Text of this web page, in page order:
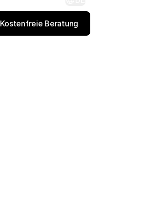
Kostenfreie Beratung